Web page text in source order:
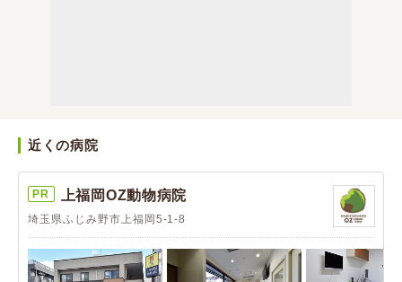
近くの病院
PR 上福岡OZ動物病院
埼玉県ふじみ野市上福岡5-1-8